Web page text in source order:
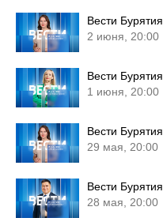
Вести Бурятия
2 июня, 20:00
Вести Бурятия
1 июня, 20:00
Вести Бурятия
29 мая, 20:00
Вести Бурятия
28 мая, 20:00